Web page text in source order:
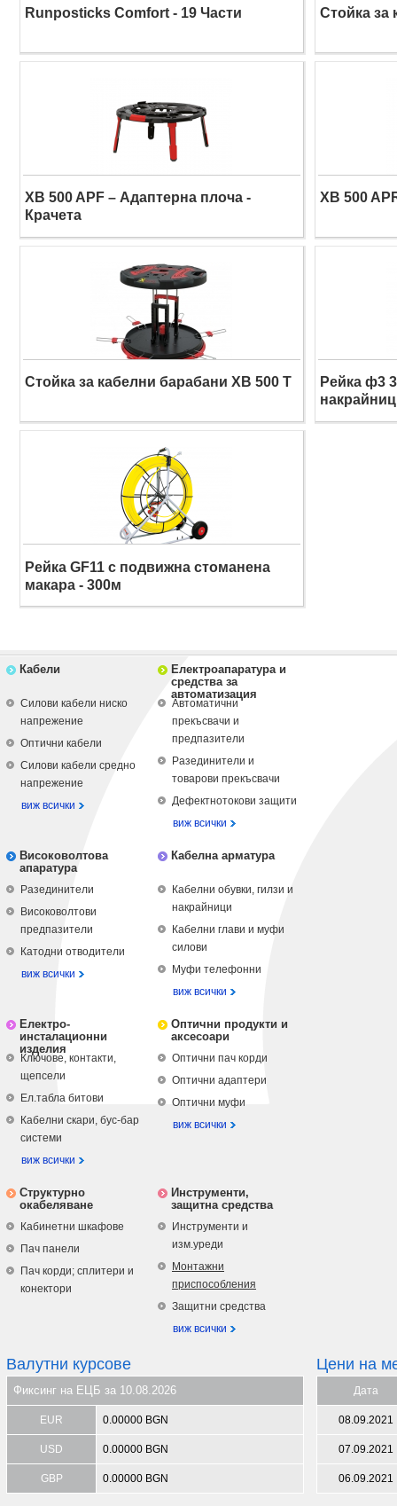
Runposticks Comfort - 19 Части Стойка за
XB 500 APF – Адаптерна плоча -
Крачета
XB 500
Стойка за кабелни барабани XB 500 T
Рейка ф3
Рейка GF11 с подвижна стоманена
макара - 300м
Кабели
Силови кабели ниско
напрежение
Оптични кабели
Силови кабели средно
напрежение
виж всички
Електроапаратура и
средства за
автоматизация
Автоматични
прекъсвачи и
предпазители
Разединители и
товарови прекъсвачи
Дефектнотокови защити
виж всички
Високоволтова
апаратура
Разединители
Високоволтови
предпазители
Катодни отводители
виж всички
Кабелна арматура
Кабелни обувки, гилзи и
накрайници
Кабелни глави и муфи
силови
Муфи телефонни
виж всички
Електро-
инсталационни
изделия
Ключове, контакти,
щепсели
Ел.табла битови
Кабелни скари, бус-бар
системи
виж всички
Оптични продукти и
аксесоари
Оптични пач корди
Оптични адаптери
Оптични муфи
виж всички
Структурно
окабеляване
Кабинетни шкафове
Пач панели
Пач корди; сплитери и
конектори
Инструменти,
защитна средства
Инструменти и
изм.уреди
Монтажни
приспособления
Защитни средства
виж всички
Валутни курсове
Фиксинг на ЕЦБ за 10.08.2026
EUR 0.00000 BGN
USD 0.00000 BGN
GBP 0.00000 BGN
Цени на
Дата
08.09.2021
07.09.2021
06.09.2021